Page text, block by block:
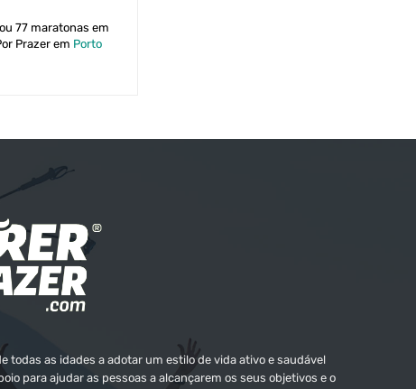
77 maratonas em
Prazer em Porto
todas as idades a adotar um estilo de vida ativo e saudável
para ajudar as pessoas a alcançarem os seus objetivos e o